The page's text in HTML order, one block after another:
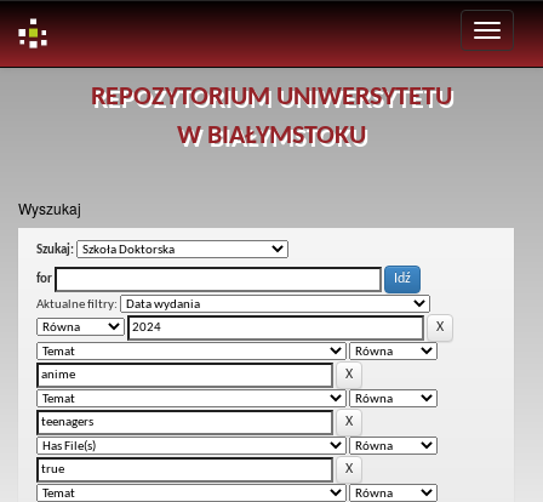
REPOZYTORIUM UNIWERSYTETU
W BIAŁYMSTOKU
Wyszukaj
Szukaj:
for
Aktualne filtry: